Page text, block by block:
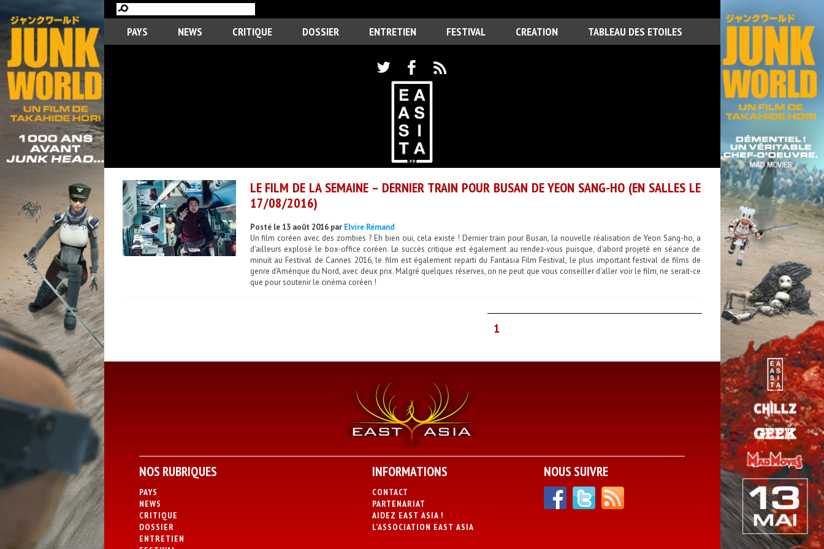
PAYS NEWS CRITIQUE DOSSIER ENTRETIEN FESTIVAL CREATION TABLEAU DES ETOILES
LE FILM DE LA SEMAINE – DERNIER TRAIN POUR BUSAN DE YEON SANG-HO (EN SALLES LE
17/08/2016)
Posté le 13 août 2016 par Elvire Rémand
Un film coréen avec des zombies ? Eh bien oui, cela existe ! Dernier train pour Busan, la nouvelle réalisation de Yeon Sang-ho, a
d'ailleurs explosé le box-office coréen. Le succès critique est également au rendez-vous puisque, d'abord projeté en séance de
minuit au Festival de Cannes 2016, le film est également reparti du Fantasia Film Festival, le plus important festival de films de
genre d'Amérique du Nord, avec deux prix. Malgré quelques réserves, on ne peut que vous conseiller d'aller voir le film, ne serait-ce
que pour soutenir le cinéma coréen !
1
NOS RUBRIQUES
PAYS
NEWS
CRITIQUE
DOSSIER
ENTRETIEN
INFORMATIONS
CONTACT
PARTENARIAT
AIDEZ EAST ASIA !
L’ASSOCIATION EAST ASIA
NOUS SUIVRE